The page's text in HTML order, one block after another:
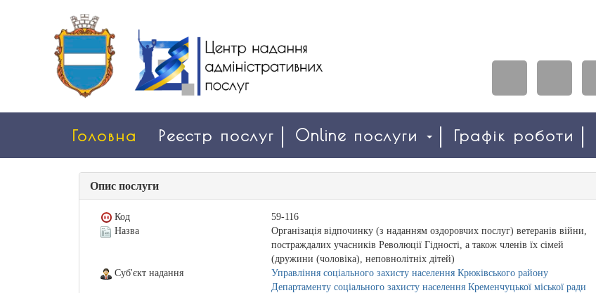
Головна Реєстр послуг Online послуги Графік роботи
Опис послуги
Код
59-116
Назва
Організація відпочинку (з наданням оздоровчих послуг) ветеранів війни,
постраждалих учасників Революції Гідності, а також членів їх сімей
(дружини (чоловіка), неповнолітніх дітей)
Суб'єкт надання
Управління соціального захисту населення Крюківського району
Департаменту соціального захисту населення Кременчуцької міської ради